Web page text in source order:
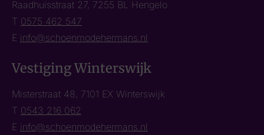
Raadhuisstraat 27, 7255 BL Hengelo
T 0575 462 547
E info@schoenmodehermans.nl
Vestiging Winterswijk
Misterstraat 48, 7101 EX Winterswijk
T 0543 216 062
E info@schoenmodehermans.nl